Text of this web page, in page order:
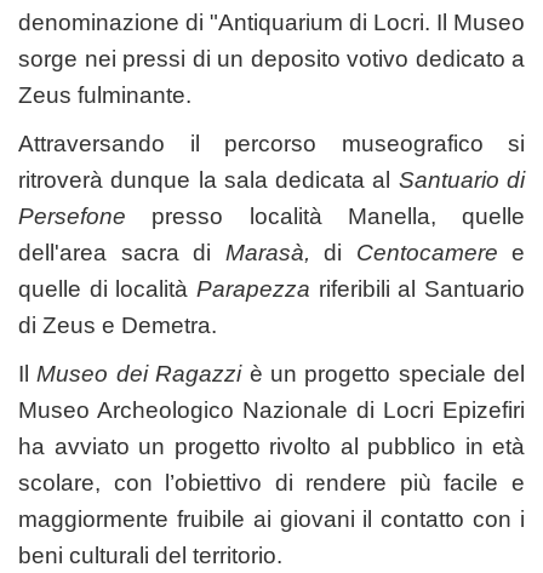
denominazione di "Antiquarium di Locri. Il Museo
sorge nei pressi di un deposito votivo dedicato a
Zeus fulminante.
Attraversando il percorso museografico si
ritroverà dunque la sala dedicata al Santuario di
Persefone presso località Manella, quelle
dell'area sacra di Marasà, di Centocamere e
quelle di località Parapezza riferibili al Santuario
di Zeus e Demetra.
IlMuseo dei Ragazziè un progetto speciale del
Museo Archeologico Nazionale di Locri Epizefiri
ha avviato un progetto rivolto al pubblico in età
scolare, con l’obiettivo di rendere più facile e
maggiormente fruibile ai giovani il contatto con i
beni culturali del territorio.